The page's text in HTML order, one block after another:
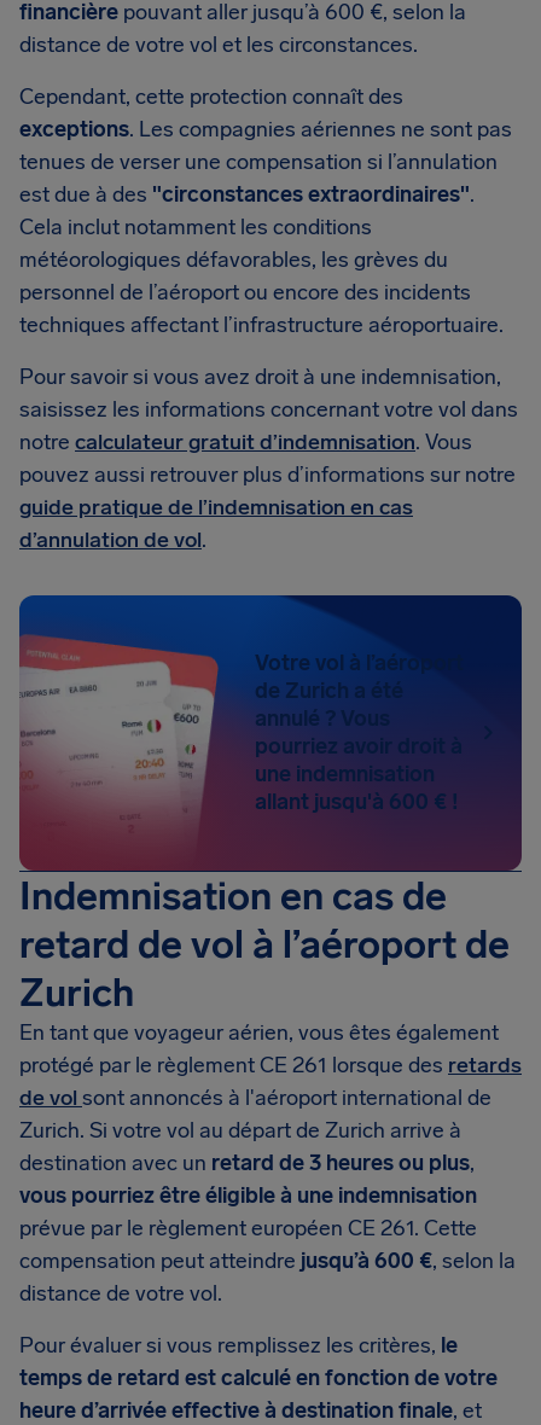
financière pouvant aller jusqu’à 600 €, selon la
distance de votre vol et les circonstances.
Cependant, cette protection connaît des
exceptions. Les compagnies aériennes ne sont pas
tenues de verser une compensation si l’annulation
est due à des "circonstances extraordinaires".
Cela inclut notamment les conditions
météorologiques défavorables, les grèves du
personnel de l’aéroport ou encore des incidents
techniques affectant l’infrastructure aéroportuaire.
Pour savoir si vous avez droit à une indemnisation,
saisissez les informations concernant votre vol dans
notre calculateur gratuit d’indemnisation. Vous
pouvez aussi retrouver plus d’informations sur notre
guide pratique de l’indemnisation en cas
d’annulation de vol.
Votre vol à l’aéroport
de Zurich a été
annulé ? Vous
pourriez avoir droit à
une indemnisation
allant jusqu'à 600 € !
Indemnisation en cas de
retard de vol à l’aéroport de
Zurich
En tant que voyageur aérien, vous êtes également
protégé par le règlement CE 261 lorsque des retards
de vol sont annoncés à l'aéroport international de
Zurich. Si votre vol au départ de Zurich arrive à
destination avec un retard de 3 heures ou plus,
vous pourriez être éligible à une indemnisation
prévue par le règlement européen CE 261. Cette
compensation peut atteindre jusqu’à 600 €, selon la
distance de votre vol.
Pour évaluer si vous remplissez les critères, le
temps de retard est calculé en fonction de votre
heure d’arrivée effective à destination finale, et